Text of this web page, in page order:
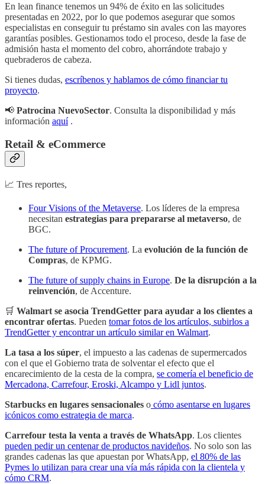
En lean finance tenemos un 94% de éxito en las solicitudes
presentadas en 2022, por lo que podemos asegurar que somos
especialistas en conseguir tu préstamo sin avales con las mayores
garantías posibles. Gestionamos todo el proceso, desde la fase de
admisión hasta el momento del cobro, ahorrándote trabajo y
quebraderos de cabeza.
Si tienes dudas, escríbenos y hablamos de cómo financiar tu
proyecto.
📢 Patrocina NuevoSector. Consulta la disponibilidad y más
información aquí.
Retail & eCommerce
📈 Tres reportes,
Four Visions of the Metaverse. Los líderes de la empresa
necesitan estrategias para prepararse al metaverso, de
BGC.
The future of Procurement. La evolución de la función de
Compras, de KPMG.
The future of supply chains in Europe. De la disrupción a la
reinvención, de Accenture.
🛒 Walmart se asocia TrendGetter para ayudar a los clientes a
encontrar ofertas. Pueden tomar fotos de los artículos, subirlos a
TrendGetter y encontrar un artículo similar en Walmart.
La tasa a los súper, el impuesto a las cadenas de supermercados
con el que el Gobierno trata de solventar el efecto que el
encarecimiento de la cesta de la compra, se comería el beneficio de
Mercadona, Carrefour, Eroski, Alcampo y Lidl juntos.
Starbucks en lugares sensacionales o cómo asentarse en lugares
icónicos como estrategia de marca.
Carrefour testa la venta a través de WhatsApp. Los clientes
pueden pedir un centenar de productos navideños. No solo son las
grandes cadenas las que apuestan por WhatsApp, el 80% de las
Pymes lo utilizan para crear una vía más rápida con la clientela y
cómo CRM.